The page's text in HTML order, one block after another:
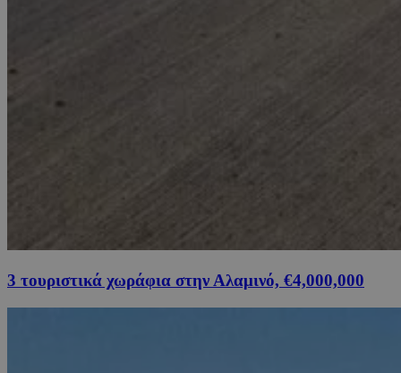
3 τουριστικά χωράφια στην Αλαμινό, €4,000,000